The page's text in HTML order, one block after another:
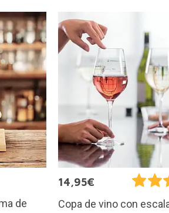
de
14,95€
Copa de vino con